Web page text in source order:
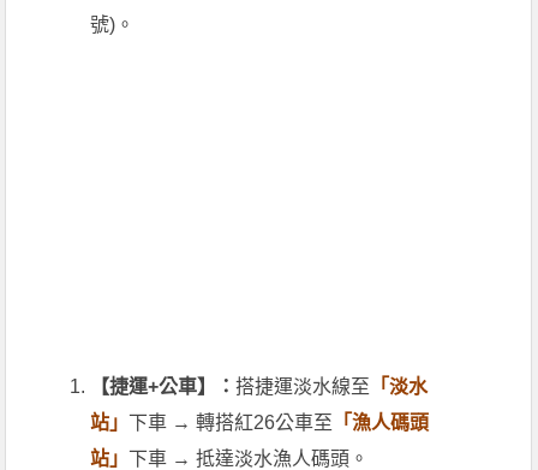
號)。
【捷運+公車】：搭捷運淡水線至 「淡水
站」 下車 → 轉搭紅26公車至 「漁人碼頭
站」 下車 → 抵達淡水漁人碼頭。